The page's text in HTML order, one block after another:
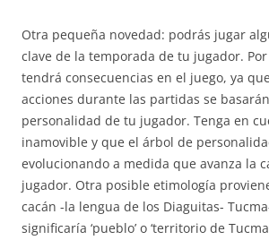
Otra pequeña novedad: podrás jugar
clave de la temporada de tu jugador.
tendrá consecuencias en el juego, ya
acciones durante las partidas se
personalidad de tu jugador. Tenga en
inamovible y que el árbol de
evolucionando a medida que avanza la
jugador. Otra posible etimología
cacán -la lengua de los Diaguitas-
significaría ‘pueblo’ o ‘territorio de